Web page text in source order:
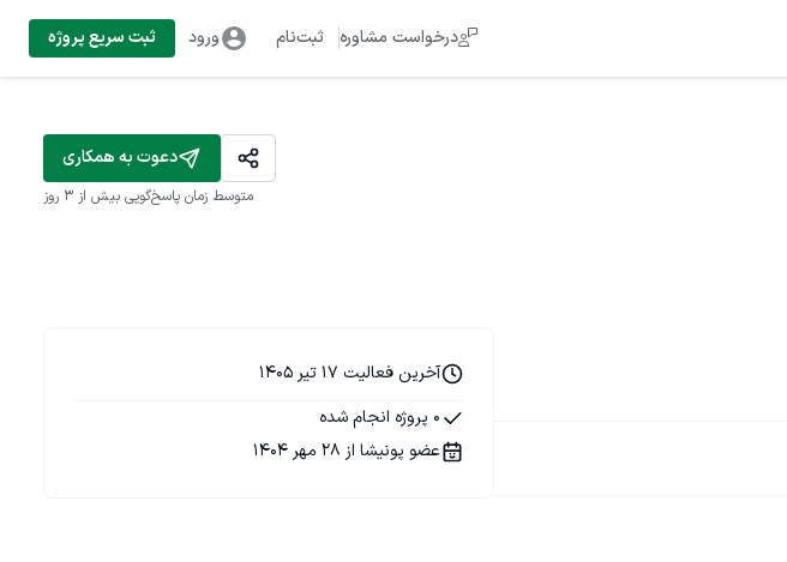
درخواست مشاوره ثبت‌نام ورود ثبت سریع پروژه
دعوت به همکاری
متوسط زمان پاسخ‌گویی بیش از ۳ روز
آخرین فعالیت 17 تیر 1405
0 پروژه انجام شده
عضو پونیشا از 28 مهر 1404